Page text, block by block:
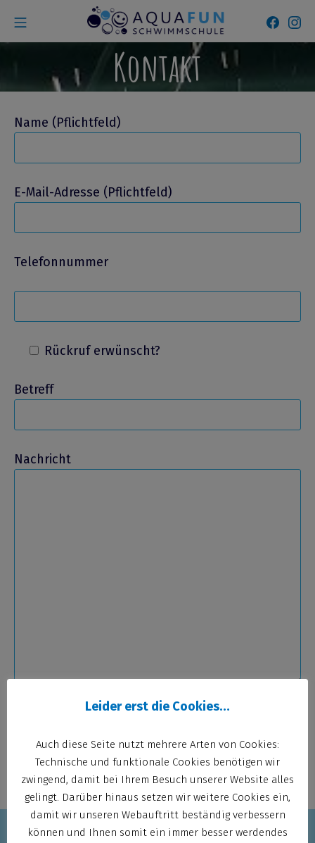
Inhalt
springen
Mobile Menü
Aquafun
Kontakt
Name (Pflichtfeld)
E-Mail-Adresse (Pflichtfeld)
Telefonnummer
Rückruf erwünscht?
Betreff
Nachricht
Ich habe die Datenschutzerklärung
Bitte lasse dieses Feld leer.
Leider erst die Cookies…
Auch diese Seite nutzt mehrere Arten von Cookies:
Technische und funktionale Cookies benötigen wir
zwingend, damit bei Ihrem Besuch unserer Website alles
gelingt. Darüber hinaus setzen wir weitere Cookies ein,
damit wir unseren Webauftritt beständig verbessern
können und Ihnen somit ein immer besser werdendes